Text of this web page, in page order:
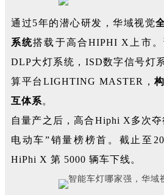
通过5年的潜心研发，华域视觉
系统搭载于高合HIPHI X上市
DLP大灯系统，ISD数字信号灯
算平台LIGHTING MASTER，
互体系。
自量产之后，高合Hiphi X多次
电动车”销量榜榜首。截止至
HiPhi X 第 5000 辆车下线。